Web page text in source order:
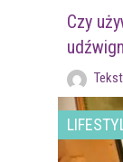
Czy